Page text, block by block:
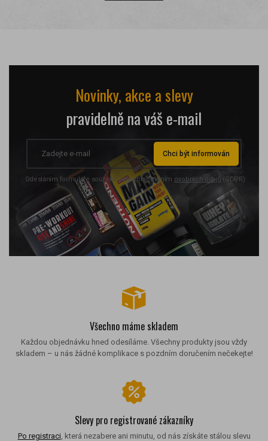
Novinky, akce a slevy
pravidelně na váš e-mail
Chci být informován
Odesláním formuláře souhlasíte se zpracováním osobních údajů (GDPR)
Všechno máme skladem
Každou objednávku hned odesíláme. Všechny produkty jsou vždy
skladem – u nás žádné komplikace s pozdním doručením nečekejte!
Slevy pro registrované zákazníky
Po registraci , která nezabere ani minutu, od nás získáte stálou slevu